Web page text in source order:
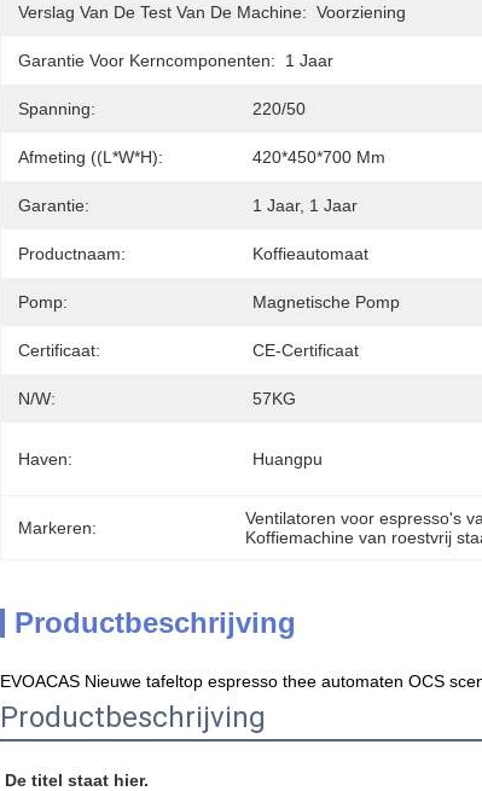
Verslag Van De Test Van De Machine: Voorziening
Garantie Voor Kerncomponenten: 1 Jaar
Spanning: 220/50
Afmeting ((L*W*H): 420*450*700 Mm
Garantie: 1 Jaar, 1 Jaar
Productnaam: Koffieautomaat
Pomp: Magnetische Pomp
Certificaat: CE-Certificaat
N/W: 57KG
Haven: Huangpu
Markeren: Ventilatoren voor espresso's
Koffiemachine van roestvrij
Productbeschrijving
EVOACAS Nieuwe tafeltop espresso thee automaten OCS
Productbeschrijving
De titel staat hier.